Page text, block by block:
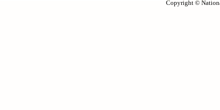
Copyright ©